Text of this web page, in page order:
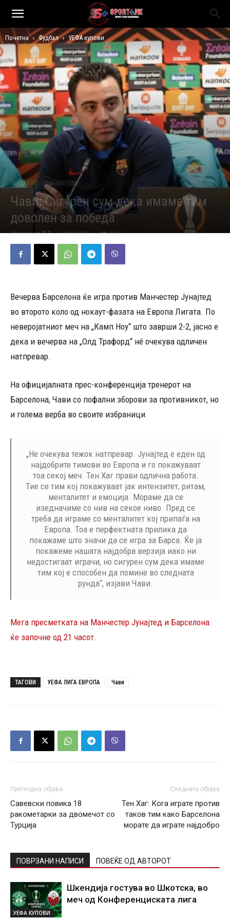
Почетна Фудбал УЕФА купови
ФУДБАЛ УЕФА КУПОВИ
Чави: Сигурен сум дека имаме тим
доволен за победа
Објавено од Д.Т. - 23/02/2023 554
Вечерва Барселона ќе игра против Манчестер Јунајтед
во второто коло од нокаут-фазата на Европа Лигата. По
неверојатниот меч на „Камп Ноу“ што заврши 2-2, јасно е
дека и вечерва на „Олд Трафорд“ нé очекува одличен
натпревар.
На официјалната прес-конференција тренерот на
Барселона, Чави со пофални зборови за противникот, но
и голема верба во своите избраници.
„Не очекува тежок натпревар. Јунајтед е еден од
најдобрите тимови во Европа и го покажуваат
тоа секој меч. Тен Хаг прави одлична работа.
Тие се тим кој покажуваат јак интензитет, ритам,
менталитет и емоција. Мораме да се
изедначиме со нив на секое ниво. Пред се
треба да играме со менталитет кој припаѓа на
Европа. Тоа е перфектната прилика да
покажаме што значи да се игра за Барса. Ќе ја
покажеме нашата најдобра верзија иако ни
недостигаат играчи, но сигурен сум дека имаме
тим кој е способен да помине во следната
рунда“, изјави Чави.
Мега пресметката на Манчестер Јунајтед и Барселона
ќе започне од 21 часот.
ТАГОВИ УЕФА ЛИГА ЕВРОПА Чави
Претходна објава
Савевски повика 18
ракометарки за двомечот со
Турција
Следната објава
Тен Хаг: Кога играте против
таков тим како Барселона
морате да играте најдобро
ПОВРЗАНИ НАПИСИ ПОВЕЌЕ ОД АВТОРОТ
УЕФА КУПОВИ
Шкендија гостува во Шкотска, во
меч од Конференциската лига